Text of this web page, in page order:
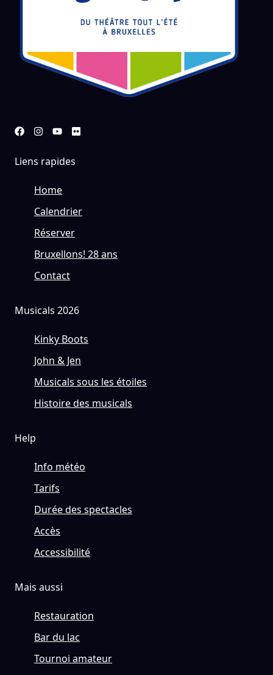
Liens rapides
Home
Calendrier
Réserver
Bruxellons! 28 ans
Contact
Musicals 2026
Kinky Boots
John & Jen
Musicals sous les étoiles
Histoire des musicals
Help
Info météo
Tarifs
Durée des spectacles
Accès
Accessibilité
Mais aussi
Restauration
Bar du lac
Tournoi amateur